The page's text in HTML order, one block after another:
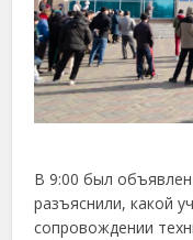
В 9:00 был
разъяснили, какой
сопровождении